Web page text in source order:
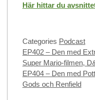
Här hittar du
Categories Podcast
EP402 – Den med
Super Mario-filmen,
EP404 – Den med
Gods och Renfield